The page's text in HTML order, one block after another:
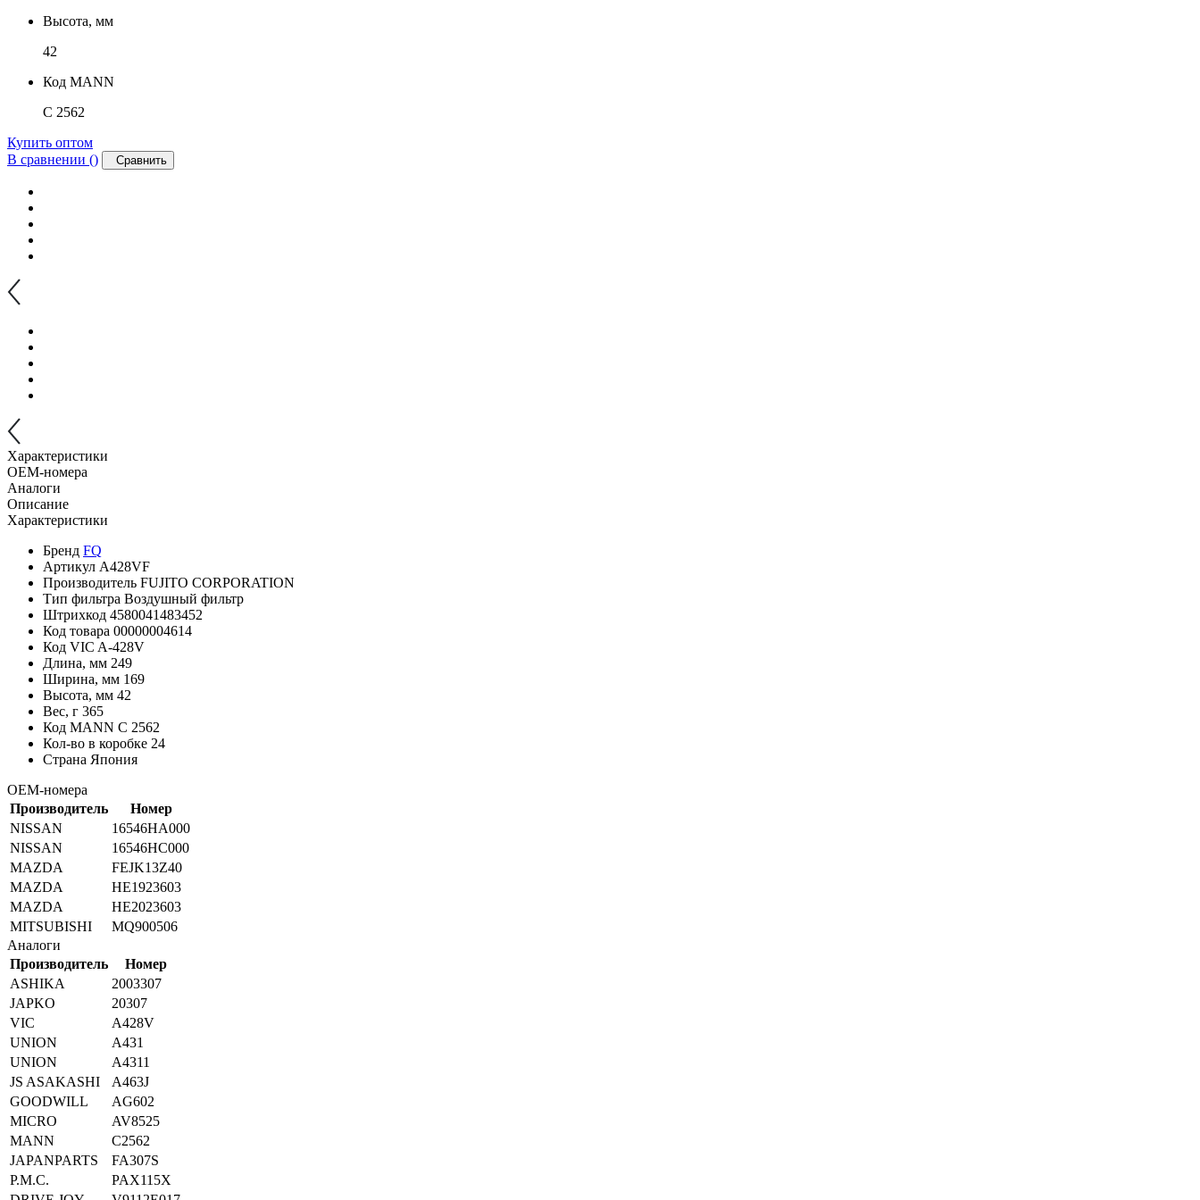
Высота, мм
42
Код MANN
C 2562
Купить оптом
В сравнении () Сравнить
Характеристики
OEM-номера
Аналоги
Описание
Характеристики
Бренд FQ
Артикул A428VF
Производитель FUJITO CORPORATION
Тип фильтра Воздушный фильтр
Штрихкод 4580041483452
Код товара 00000004614
Код VIC A-428V
Длина, мм 249
Ширина, мм 169
Высота, мм 42
Вес, г 365
Код MANN C 2562
Кол-во в коробке 24
Страна Япония
OEM-номера
Производитель
Номер
NISSAN
16546HA000
NISSAN
16546HC000
MAZDA
FEJK13Z40
MAZDA
HE1923603
MAZDA
HE2023603
MITSUBISHI
MQ900506
Аналоги
Производитель
Номер
ASHIKA
2003307
JAPKO
20307
VIC
A428V
UNION
A431
UNION
A4311
JS ASAKASHI
A463J
GOODWILL
AG602
MICRO
AV8525
MANN
C2562
JAPANPARTS
FA307S
P.M.C.
PAX115X